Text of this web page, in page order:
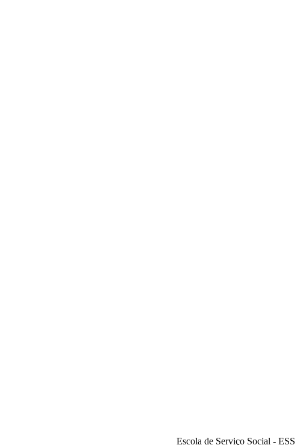
Escola de Serviço Social - ESS